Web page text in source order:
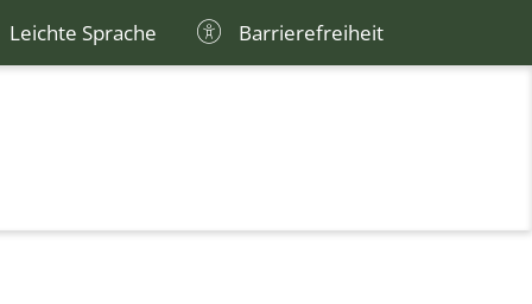
Leichte Sprache Barrierefreiheit